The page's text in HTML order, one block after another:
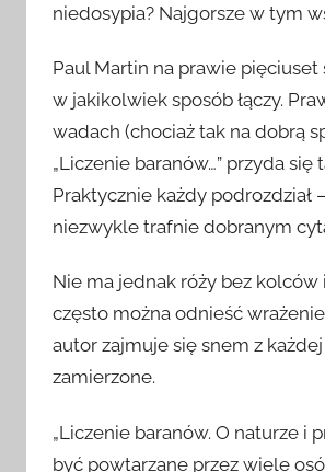
niedosypia? Najgorsze w tym
Paul Martin na prawie
w jakikolwiek sposób łączy.
wadach (chociaż tak na dobrą
„Liczenie baranów…” przyda
Praktycznie każdy podrozdział
niezwykle trafnie dobranym
Nie ma jednak róży bez
często można odnieść
autor zajmuje się snem z
zamierzone.
„Liczenie baranów. O naturze i
być powtarzane przez wiele